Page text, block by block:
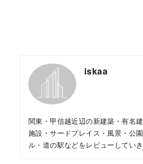
iskaa
関東・甲信越近辺の新建築・有名
施設・サードプレイス・風景・公
ル・道の駅などをレビューしていき